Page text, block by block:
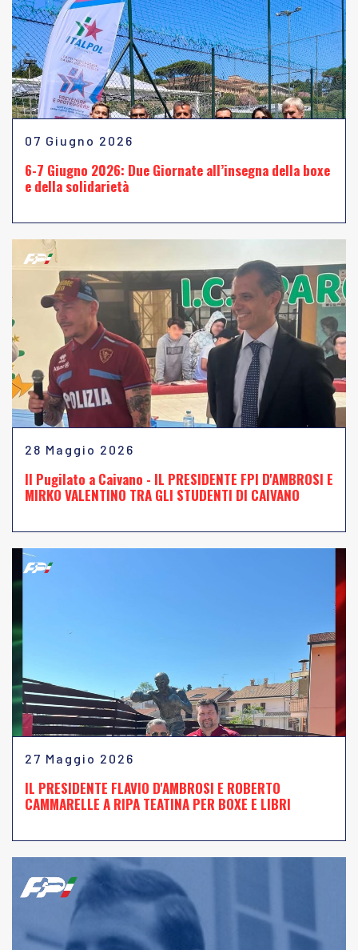
07 Giugno 2026
6-7 Giugno 2026: Due Giornate all’insegna della boxe
e della solidarietà
28 Maggio 2026
Il Pugilato a Caivano - IL PRESIDENTE FPI D'AMBROSI E
MIRKO VALENTINO TRA GLI STUDENTI DI CAIVANO
27 Maggio 2026
IL PRESIDENTE FLAVIO D'AMBROSI E ROBERTO
CAMMARELLE A RIPA TEATINA PER BOXE E LIBRI